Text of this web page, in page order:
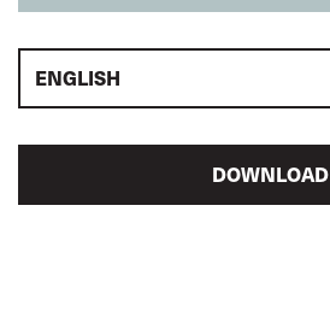
ENGLISH
DOWNLOAD